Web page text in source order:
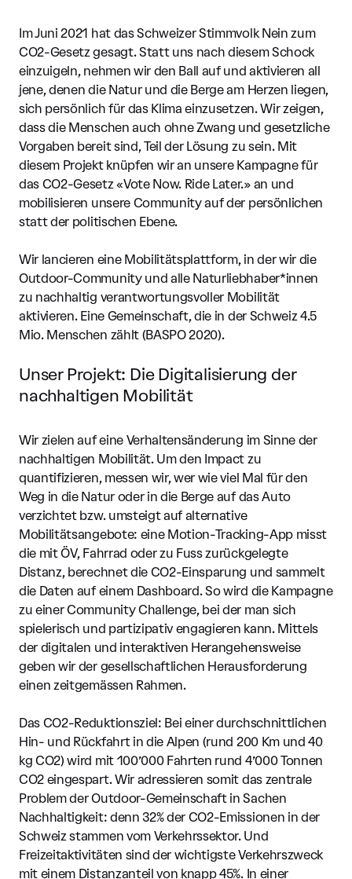
Im Juni 2021 hat das Schweizer Stimmvolk Nein zum
CO2-Gesetz gesagt. Statt uns nach diesem Schock
einzuigeln, nehmen wir den Ball auf und aktivieren all
jene, denen die Natur und die Berge am Herzen liegen,
sich persönlich für das Klima einzusetzen. Wir zeigen,
dass die Menschen auch ohne Zwang und gesetzliche
Vorgaben bereit sind, Teil der Lösung zu sein. Mit
diesem Projekt knüpfen wir an unsere Kampagne für
das CO2-Gesetz «Vote Now. Ride Later.» an und
mobilisieren unsere Community auf der persönlichen
statt der politischen Ebene.
Wir lancieren eine Mobilitätsplattform, in der wir die
Outdoor-Community und alle Naturliebhaber*innen
zu nachhaltig verantwortungsvoller Mobilität
aktivieren. Eine Gemeinschaft, die in der Schweiz 4.5
Mio. Menschen zählt (BASPO 2020).
Unser Projekt: Die Digitalisierung der
nachhaltigen Mobilität
Wir zielen auf eine Verhaltensänderung im Sinne der
nachhaltigen Mobilität. Um den Impact zu
quantifizieren, messen wir, wer wie viel Mal für den
Weg in die Natur oder in die Berge auf das Auto
verzichtet bzw. umsteigt auf alternative
Mobilitätsangebote: eine Motion-Tracking-App misst
die mit ÖV, Fahrrad oder zu Fuss zurückgelegte
Distanz, berechnet die CO2-Einsparung und sammelt
die Daten auf einem Dashboard. So wird die Kampagne
zu einer Community Challenge, bei der man sich
spielerisch und partizipativ engagieren kann. Mittels
der digitalen und interaktiven Herangehensweise
geben wir der gesellschaftlichen Herausforderung
einen zeitgemässen Rahmen.
Das CO2-Reduktionsziel: Bei einer durchschnittlichen
Hin- und Rückfahrt in die Alpen (rund 200 Km und 40
kg CO2) wird mit 100’000 Fahrten rund 4’000 Tonnen
CO2 eingespart. Wir adressieren somit das zentrale
Problem der Outdoor-Gemeinschaft in Sachen
Nachhaltigkeit: denn 32% der CO2-Emissionen in der
Schweiz stammen vom Verkehrssektor. Und
Freizeitaktivitäten sind der wichtigste Verkehrszweck
mit einem Distanzanteil von knapp 45%. In einer